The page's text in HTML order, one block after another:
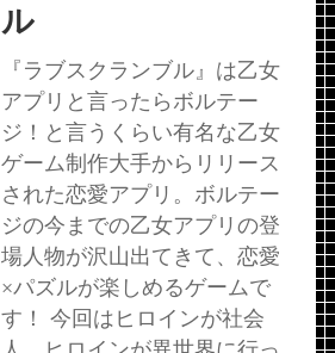
ル
『ラブスクランブル』は乙女
アプリと言ったらボルテー
ジ！と言うくらい有名な乙女
ゲーム制作大手からリリース
された恋愛アプリ。ボルテー
ジの今までの乙女アプリの登
場人物が沢山出てきて、恋愛
×パズルが楽しめるゲームで
す！ 今回はヒロインが社会